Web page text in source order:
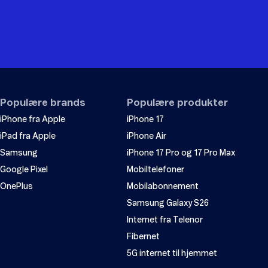
Populære brands
iPhone fra Apple
iPad fra Apple
Samsung
Google Pixel
OnePlus
Populære produkter
iPhone 17
iPhone Air
iPhone 17 Pro og 17 Pro Max
Mobiltelefoner
Mobilabonnement
Samsung Galaxy S26
Internet fra Telenor
Fibernet
5G internet til hjemmet